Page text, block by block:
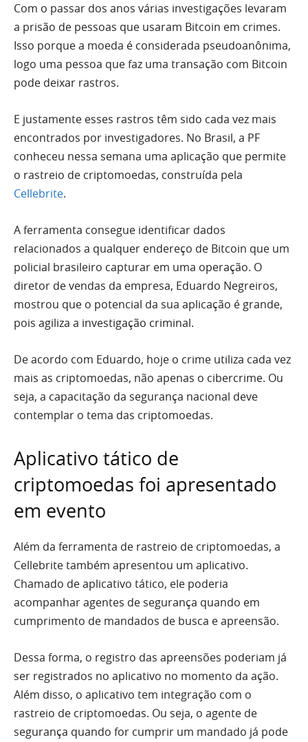
Com o passar dos anos várias investigações levaram
a prisão de pessoas que usaram Bitcoin em crimes.
Isso porque a moeda é considerada pseudoanônima,
logo uma pessoa que faz uma transação com Bitcoin
pode deixar rastros.
E justamente esses rastros têm sido cada vez mais
encontrados por investigadores. No Brasil, a PF
conheceu nessa semana uma aplicação que permite
o rastreio de criptomoedas, construída pela
Cellebrite.
A ferramenta consegue identificar dados
relacionados a qualquer endereço de Bitcoin que um
policial brasileiro capturar em uma operação. O
diretor de vendas da empresa, Eduardo Negreiros,
mostrou que o potencial da sua aplicação é grande,
pois agiliza a investigação criminal.
De acordo com Eduardo, hoje o crime utiliza cada vez
mais as criptomoedas, não apenas o cibercrime. Ou
seja, a capacitação da segurança nacional deve
contemplar o tema das criptomoedas.
Aplicativo tático de
criptomoedas foi apresentado
em evento
Além da ferramenta de rastreio de criptomoedas, a
Cellebrite também apresentou um aplicativo.
Chamado de aplicativo tático, ele poderia
acompanhar agentes de segurança quando em
cumprimento de mandados de busca e apreensão.
Dessa forma, o registro das apreensões poderiam já
ser registrados no aplicativo no momento da ação.
Além disso, o aplicativo tem integração com o
rastreio de criptomoedas. Ou seja, o agente de
segurança quando for cumprir um mandado já pode